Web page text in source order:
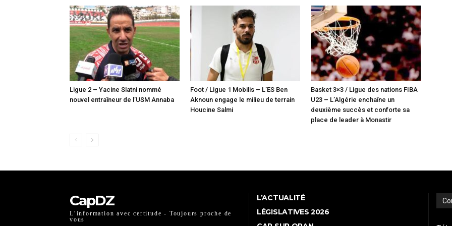
Ligue 2 – Yacine Slatni nommé
nouvel entraîneur de l’USM Annaba
Foot / Ligue 1 Mobilis – L’ES Ben
Aknoun engage le milieu de terrain
Houcine Salmi
Basket 3×3 / Ligue des nations FIBA
U23 – L’Algérie enchaîne un
deuxième succès et conforte sa
place de leader à Monastir
CapDZ
L’information avec certitude - Toujours proche de
vous
L’ACTUALITÉ
LÉGISLATIVES 2026